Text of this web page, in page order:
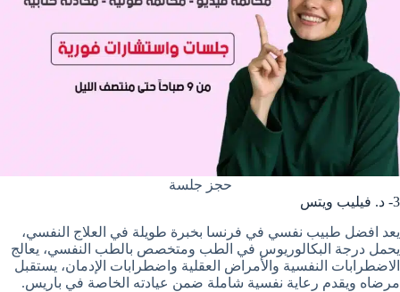
حجز جلسة
3- د. فيليب ويتس
يعد افضل طبيب نفسي في فرنسا بخبرة طويلة في العلاج النفسي،
يحمل درجة البكالوريوس في الطب ومتخصص بالطب النفسي، يعالج
الاضطرابات النفسية والأمراض العقلية واضطرابات الإدمان، يستقبل
مرضاه ويقدم رعاية نفسية شاملة ضمن عيادته الخاصة في باريس.